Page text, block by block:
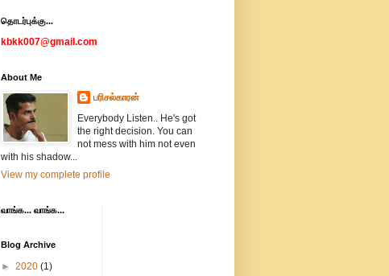
தொடர்புக்கு...
kbkk007@gmail.com
About Me
பரிசல்காரன்
Everybody Listen.. He's got
the right decision. You can
not mess with him not even
with his shadow...
View my complete profile
வாங்க... வாங்க...
Blog Archive
► 2020 (1)